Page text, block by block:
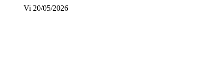
Vi 20/05/2026